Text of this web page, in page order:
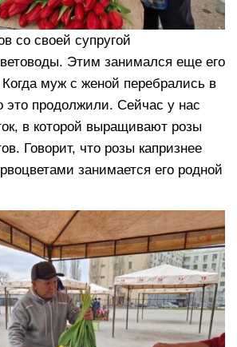
со своей супругой
Этим занимался еще его
муж с женой перебрались в
это продолжили. Сейчас у нас
в которой выращивают розы
Говорит, что розы капризнее
занимается его родной